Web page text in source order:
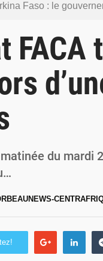
Faso : le gouvernement met en demeure l’artiste Kosa
du 5 août : Ibrahim Traoré appelle à
Faso : l’ALP ratifie le
du 4 août : Ibrahim Traoré
FACA
matinée du